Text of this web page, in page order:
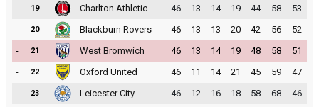
-
19 Charlton Athletic 46 13 14 19 44 58
53
-
20 Blackburn Rovers 46 13 13 20 42 56
52
-
21 West Bromwich 46 13 14 19 48 58
51
-
22 Oxford United 46 11 14 21 45 59
47
-
23 Leicester City 46 12 16 18 58 68 46